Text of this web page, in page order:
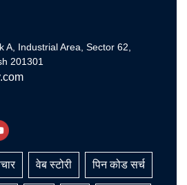
A, Industrial Area, Sector 62,
201301
वेब स्टोरी पिन कोड सर्च